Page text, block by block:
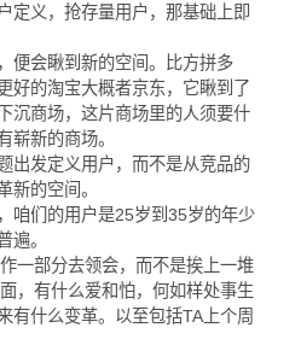
定义，抢存量用户，那基础上即
便会瞅到新的空间。比方拼多
好的淘宝大概者京东，它瞅到了
沉商场，这片商场里的人须要什
崭新的商场。
出发定义用户，而不是从竞品的
新的空间。
咱们的用户是25岁到35岁的年少
遍。
一部分去领会，而不是挨上一堆
，有什么爱和怕，何如样处事生
有什么变革。以至包括TA上个周